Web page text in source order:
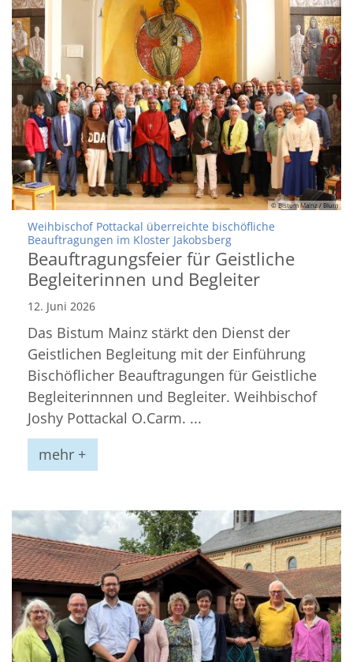
© Bistum Mainz / Blum
Weihbischof Pottackal überreichte bischöfliche
Beauftragungen im Kloster Jakobsberg:
Beauftragungsfeier für Geistliche
Begleiterinnen und Begleiter
12. Juni 2026
Das Bistum Mainz stärkt den Dienst der
Geistlichen Begleitung mit der Einführung
Bischöflicher Beauftragungen für Geistliche
Begleiterinnnen und Begleiter. Weihbischof
Joshy Pottackal O.Carm. ...
mehr +